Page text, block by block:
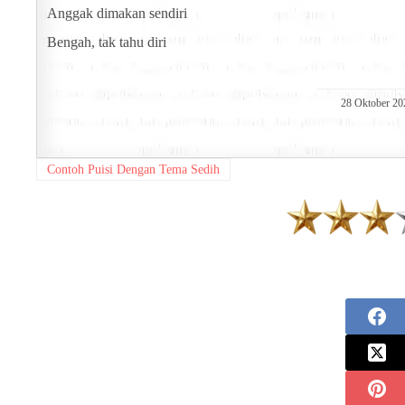
Anggak dimakan sendiri
Bengah, tak tahu diri
28 Oktober
Contoh Puisi Dengan Tema Sedih